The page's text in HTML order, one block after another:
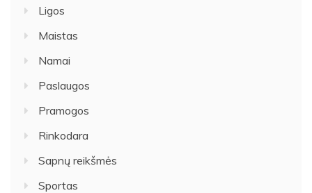
Ligos
Maistas
Namai
Paslaugos
Pramogos
Rinkodara
Sapnų reikšmės
Sportas